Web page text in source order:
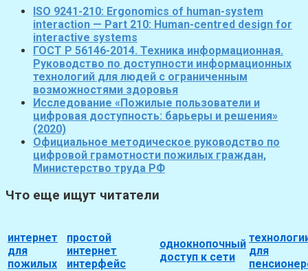
ISO 9241-210: Ergonomics of human-system
interaction — Part 210: Human-centred design for
interactive systems
ГОСТ Р 56146-2014. Техника информационная.
Руководство по доступности информационных
технологий для людей с ограниченным
возможностями здоровья
Исследование «Пожилые пользователи и
цифровая доступность: барьеры и решения»
(2020)
Официальное методическое руководство по
цифровой грамотности пожилых граждан,
Министерство труда РФ
Что еще ищут читатели
интернет
для
пожилых
простой
интернет
интерфейс
однокнопочный
доступ к сети
для